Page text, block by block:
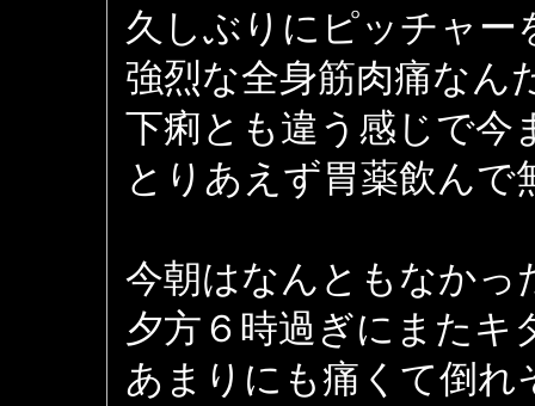
久しぶりにピッチャー
強烈な全身筋肉痛なん
下痢とも違う感じで今
とりあえず胃薬飲んで
今朝はなんともなかっ
夕方６時過ぎにまたキ
あまりにも痛くて倒れ